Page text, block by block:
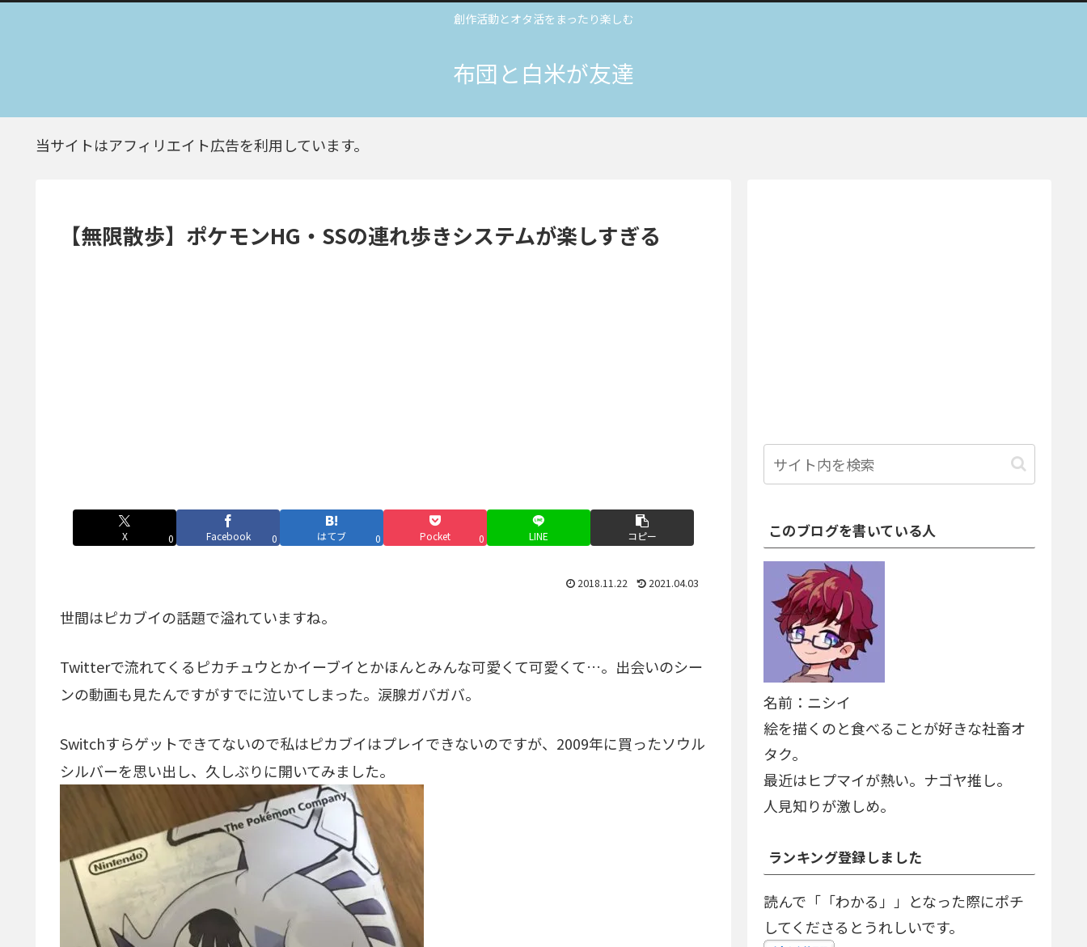
創作活動とオタ活をまったり楽しむ
布団と白米が友達
当サイトはアフィリエイト広告を利用しています。
【無限散歩】ポケモンHG・SSの連れ歩きシステムが楽しすぎる
X 0 Facebook 0 はてブ 0 Pocket 0 LINE コピー
2018.11.22 2021.04.03
世間はピカブイの話題で溢れていますね。
Twitterで流れてくるピカチュウとかイーブイとかほんとみんな可愛くて可愛くて…。出会いのシー
ンの動画も見たんですがすでに泣いてしまった。涙腺ガバガバ。
Switchすらゲットできてないので私はピカブイはプレイできないのですが、2009年に買ったソウル
シルバーを思い出し、久しぶりに開いてみました。
このブログを書いている人
名前：ニシイ
絵を描くのと食べることが好きな社畜オ
タク。
最近はヒプマイが熱い。ナゴヤ推し。
人見知りが激しめ。
ランキング登録しました
読んで「「わかる」」となった際にポチ
してくださるとうれしいです。